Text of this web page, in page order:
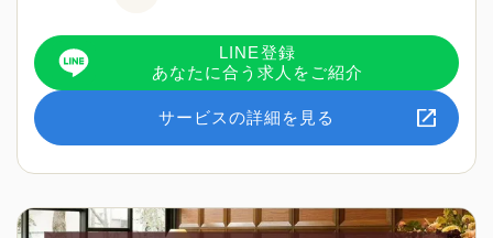
LINE登録
あなたに合う求人をご紹介
サービスの詳細を見る